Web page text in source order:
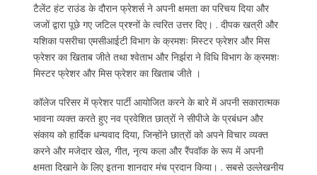
टैलेंट हंट राउंड के दौरान फ्रेशर्स ने अपनी क्षमता का परिचय दिया और
जजों द्वारा पूछे गए जटिल प्रश्नों के त्वरित उत्तर दिए। . दीपक खत्री और
यशिका पसरीचा एमसीआईटी विभाग के क्रमशः मिस्टर फ्रेशर और मिस
फ्रेशर का खिताब जीते तथा श्वेताभ और निर्झरा ने विधि विभाग के क्रमशः
मिस्टर फ्रेशर और मिस फ्रेशर का खिताब जीते ।
कॉलेज परिसर में फ्रेशर पार्टी आयोजित करने के बारे में अपनी सकारात्मक
भावना व्यक्त करते हुए नव प्रवेशित छात्रों ने सीपीजे के प्रबंधन और
संकाय को हार्दिक धन्यवाद दिया, जिन्होंने छात्रों को अपने विचार व्यक्त
करने और मजेदार खेल, गीत, नृत्य कला और रैंपवॉक के रूप में अपनी
क्षमता दिखाने के लिए इतना शानदार मंच प्रदान किया। . सबसे उल्लेखनीय